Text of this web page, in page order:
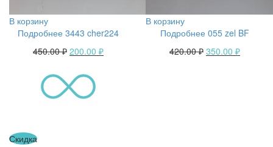
В корзину
Подробнее 3443 cher224
450.00₽ 200.00 ₽
В корзину
Подробнее 055 zel BF
420.00₽ 350.00 ₽
Скидка